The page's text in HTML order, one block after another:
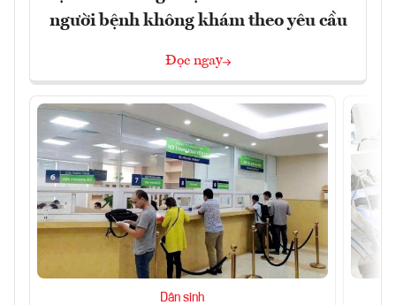
người bệnh không khám theo yêu cầu
Đọc ngay
Dân sinh